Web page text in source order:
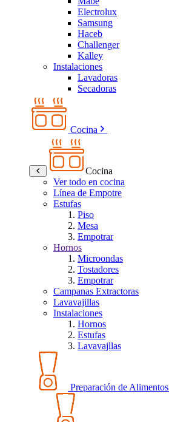
Electrolux
Samsung
Haceb
Challenger
Kalley
Instalaciones
Lavadoras
Secadoras
Cocina
Cocina
Ver todo en cocina
Línea de Empotre
Estufas
Piso
Mesa
Empotrar
Hornos
Microondas
Tostadores
Empotrar
Campanas Extractoras
Lavavajillas
Instalaciones
Hornos
Estufas
Lavavajllas
Preparación de Alimentos